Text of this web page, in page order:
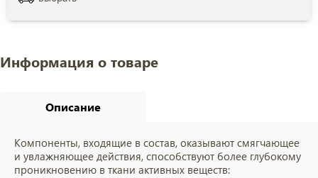
Информация о товаре
Описание
Компоненты, входящие в состав, оказывают смягчающее
и увлажняющее действия, способствуют более глубокому
проникновению в ткани активных веществ: